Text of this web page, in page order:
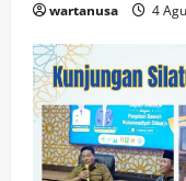
wartanusa 4